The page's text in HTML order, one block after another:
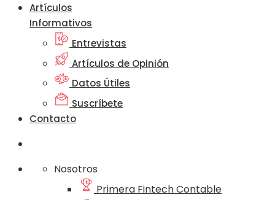
Artículos
Informativos
Entrevistas
Artículos de Opinión
Datos Útiles
Suscríbete
Contacto
Nosotros
Primera Fintech Contable